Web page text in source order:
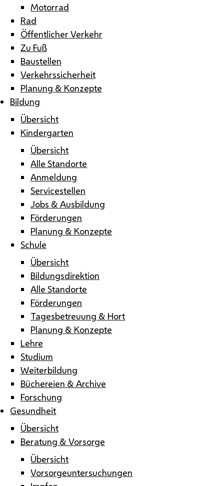
Motorrad
Rad
Öffentlicher Verkehr
Zu Fuß
Baustellen
Verkehrssicherheit
Planung & Konzepte
Bildung
Übersicht
Kindergarten
Übersicht
Alle Standorte
Anmeldung
Servicestellen
Jobs & Ausbildung
Förderungen
Planung & Konzepte
Schule
Übersicht
Bildungsdirektion
Alle Standorte
Förderungen
Tagesbetreuung & Hort
Planung & Konzepte
Lehre
Studium
Weiterbildung
Büchereien & Archive
Forschung
Gesundheit
Übersicht
Beratung & Vorsorge
Übersicht
Vorsorgeuntersuchungen